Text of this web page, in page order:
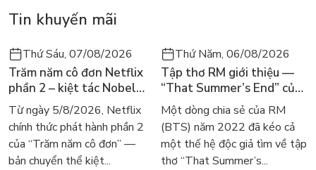
- Tôi có giống cô gái ấy không?
- Cô hơn cô ấy vài tháng.
Phía bên kia đường, một người bán hàng đóng quầy hàng
dành cho khách du lịch của ông ta lại. Ông ta mang những
chiếc giá quay treo các tấm bưu ảnh vào nhà.
- Lẽ ra chúng ta nên mua một cái bưu ảnh, - Arthur nói - tôi có
thể viết cho cô vài dòng và gửi qua bưu điện cho cô.
Tin khuyến mãi
Thứ Sáu, 07/08/2026
Trăm năm cô đơn Netflix
phần 2 – kiệt tác Nobel
trở lại màn ảnh, dòng
người tìm đọc lại García
Márquez
Từ ngày 5/8/2026, Netflix
chính thức phát hành phần 2
của “Trăm năm cô đơn” —
bản chuyển thể kiệt...
Thứ Năm, 06/08/2026
Tập thơ RM giới thiệu —
“That Summer’s End” của
Lee Seong-bok ra mắt bản
tiếng Anh sau 4 năm gây
sốt
Một dòng chia sẻ của RM
(BTS) năm 2022 đã kéo cả
một thế hệ độc giả tìm về tập
thơ “That Summer’s...